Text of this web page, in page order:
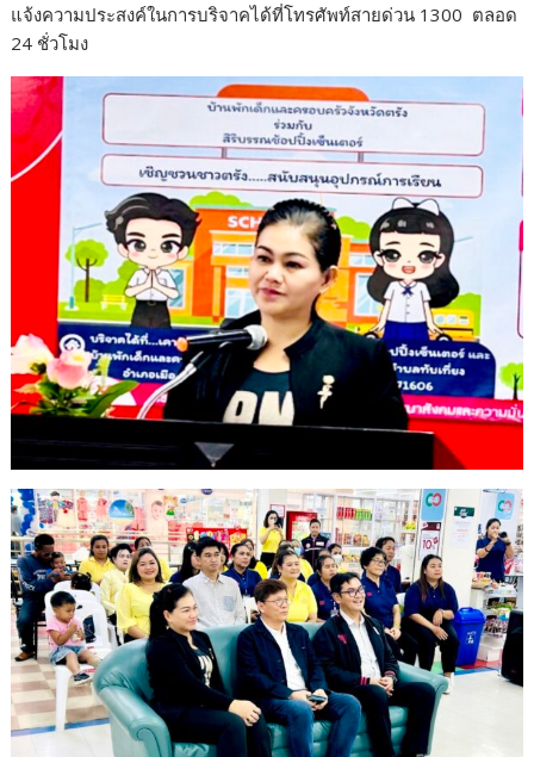
แจ้งความประสงค์ในการบริจาคได้ที่โทรศัพท์สายด่วน 1300 ตลอด
24 ชั่วโมง